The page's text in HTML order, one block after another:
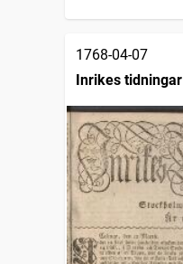
1768-04-07
Inrikes tidningar